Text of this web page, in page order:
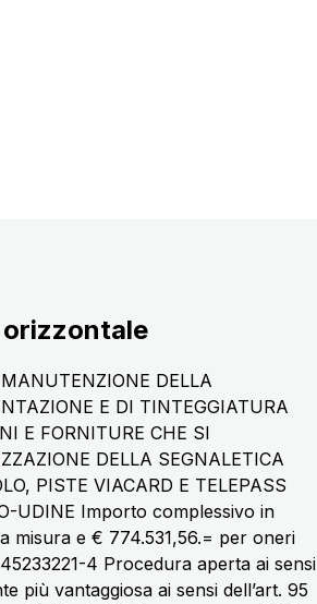
orizzontale
DELLA
E DI TINTEGGIATURA
E FORNITURE CHE SI
DELLA SEGNALETICA
PISTE VIACARD E TELEPASS
UDINE Importo complessivo in
misura e € 774.531,56.= per oneri
4 Procedura aperta ai sensi
più vantaggiosa ai sensi dell’art. 95